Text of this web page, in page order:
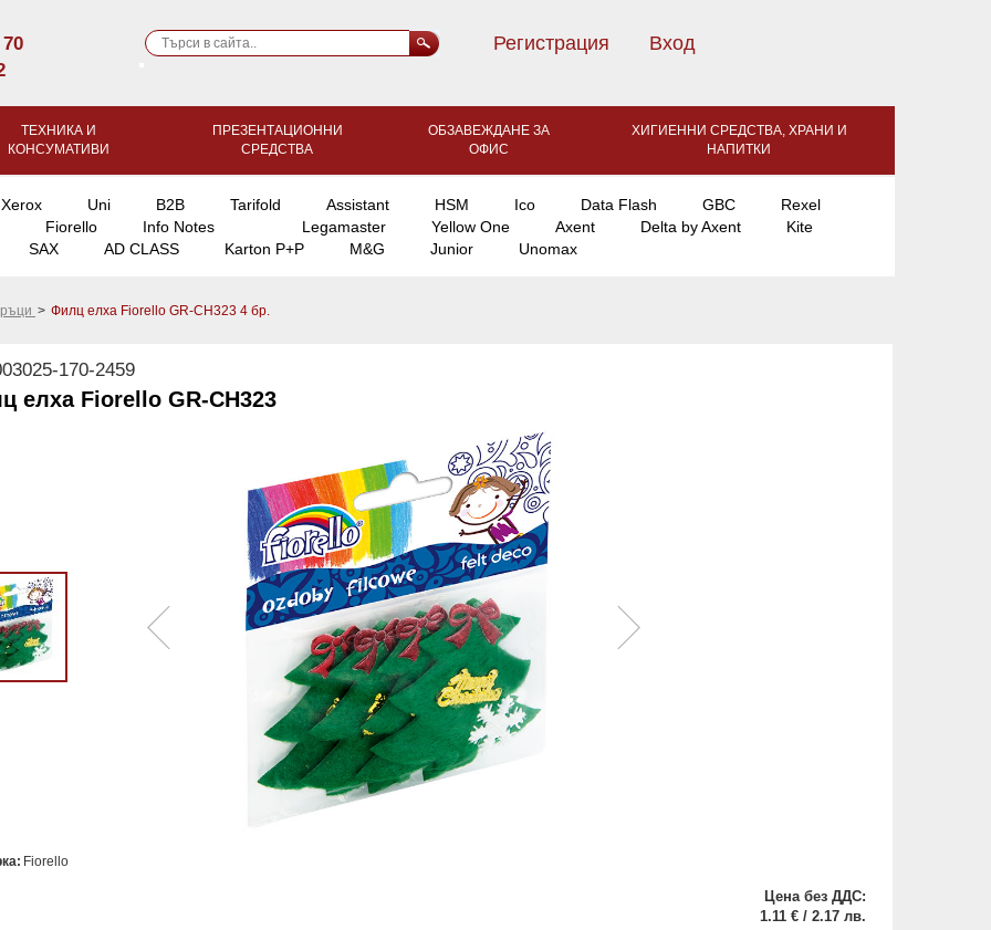
Регистрация Вход
ТЕХНИКА И
КОНСУМАТИВИ
ПРЕЗЕНТАЦИОННИ
СРЕДСТВА
ОБЗАВЕЖДАНЕ ЗА
ОФИС
ХИГИЕННИ СРЕДСТВА, ХРАНИ И
НАПИТКИ
Xerox Uni B2B Tarifold Assistant HSM Ico Data Flash GBC
Rexel
Fiorello
Info Notes Legamaster Yellow One Axent Delta by Axent
Kite
SAX
AD CLASS Karton P+P M&G Junior Unomax
> Филц елха Fiorello GR-CH323 4 бр.
170-2459
елха Fiorello GR-CH323
Fiorello
Цена без ДДС:
1.11 € / 2.17 лв.